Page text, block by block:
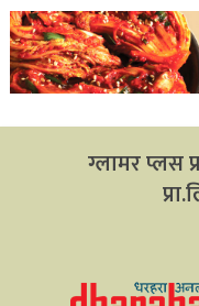
ग्लामर प्लस